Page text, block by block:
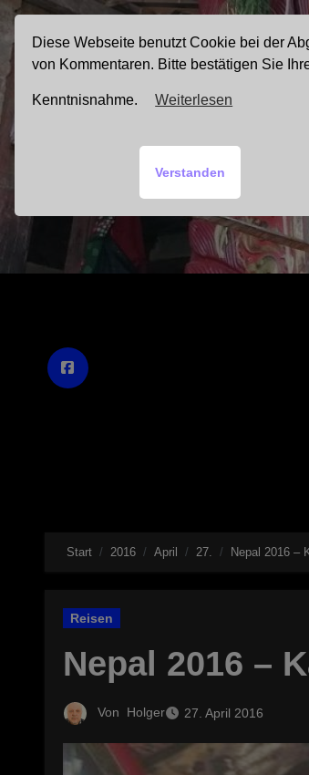
Zum
Inhalt
springen
Start 2016 April 27. Nepal 2016 –
Reisen
Nepal 2016 –
Von Holger 27. April 2016
Diese Webseite benutzt Cookie bei der
von Kommentaren. Bitte bestätigen Sie
Kenntnisnahme. Weiterlesen
Verstanden